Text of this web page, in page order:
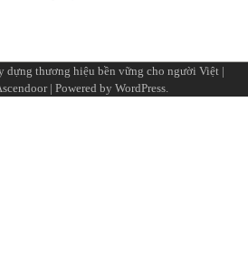
dựng thương hiệu bền vững cho người Việt |
| Powered by WordPress